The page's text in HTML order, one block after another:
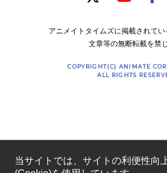
アニメイトタイムズに掲載されてい
文章等の無断転載を禁
COPYRIGHT(C) ANIMATE
ALL RIGHTS
当サイトでは、サイトの利便性向